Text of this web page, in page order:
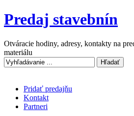
Predaj stavebnín
Otváracie hodiny, adresy, kontakty na
materiálu
Pridať predajňu
Kontakt
Partneri